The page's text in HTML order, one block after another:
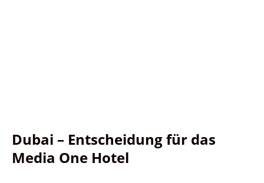
Dubai – Entscheidung für das
Media One Hotel